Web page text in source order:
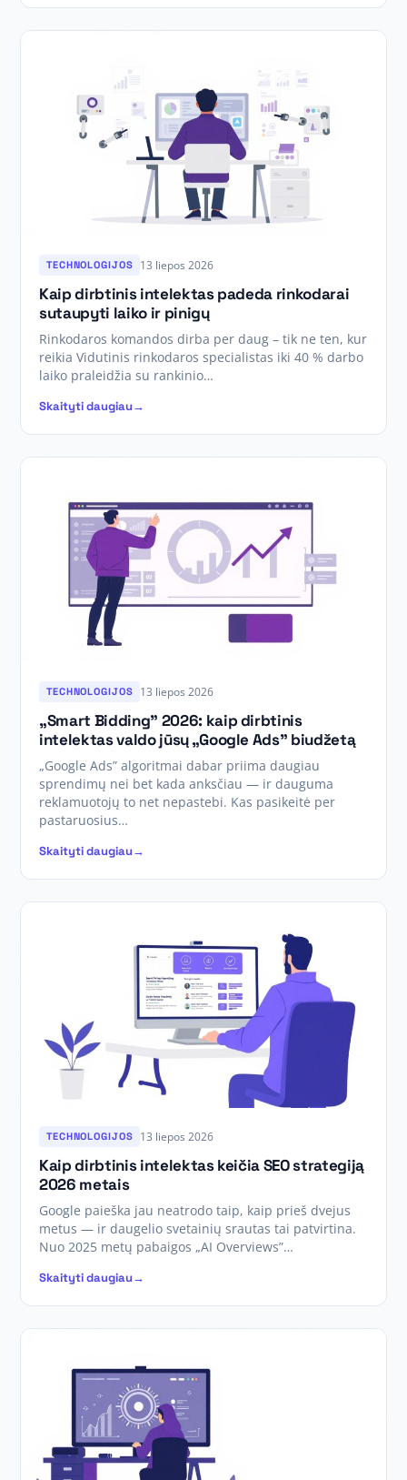
TECHNOLOGIJOS 13 liepos 2026
Kaip dirbtinis intelektas padeda rinkodarai
sutaupyti laiko ir pinigų
Rinkodaros komandos dirba per daug – tik ne ten, kur
reikia Vidutinis rinkodaros specialistas iki 40 % darbo
laiko praleidžia su rankinio…
Skaityti daugiau
TECHNOLOGIJOS 13 liepos 2026
„Smart Bidding” 2026: kaip dirbtinis
intelektas valdo jūsų „Google Ads” biudžetą
„Google Ads” algoritmai dabar priima daugiau
sprendimų nei bet kada anksčiau — ir dauguma
reklamuotojų to net nepastebi. Kas pasikeitė per
pastaruosius…
Skaityti daugiau
TECHNOLOGIJOS 13 liepos 2026
Kaip dirbtinis intelektas keičia SEO strategiją
2026 metais
Google paieška jau neatrodo taip, kaip prieš dvejus
metus — ir daugelio svetainių srautas tai patvirtina.
Nuo 2025 metų pabaigos „AI Overviews”…
Skaityti daugiau